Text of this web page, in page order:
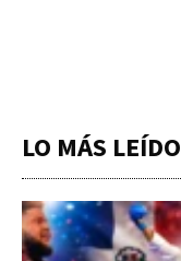
LO MÁS LEÍDO